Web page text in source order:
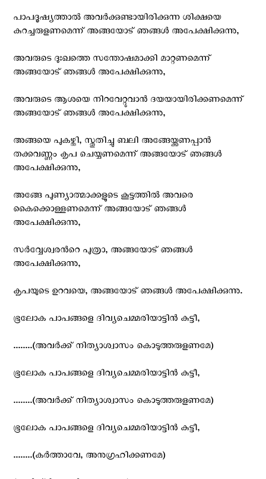
പാപദൂഷ്യത്താല്‍ അവര്‍ക്കുണ്ടായിരിക്കുന്ന ശിക്ഷയെ
കുറച്ചരുളണമെന്ന് അങ്ങയോട് ഞങ്ങള്‍ അപേക്ഷിക്കുന്നു,
അവരുടെ ദുഃഖത്തെ സന്തോഷമാക്കി മാറ്റണമെന്ന്
അങ്ങയോട് ഞങ്ങള്‍ അപേക്ഷിക്കുന്നു,
അവരുടെ ആശയെ നിറവേറ്റുവാന്‍ ദയയായിരിക്കണമെന്ന്
അങ്ങയോട് ഞങ്ങള്‍ അപേക്ഷിക്കുന്നു,
അങ്ങയെ പുകഴ്ത്തി, സ്തുതിച്ചു ബലി അങ്ങേയ്ക്കണപ്പാന്‍
തക്കവണ്ണം കൃപ ചെയ്യണമെന്ന് അങ്ങയോട് ഞങ്ങള്‍
അപേക്ഷിക്കുന്നു,
അങ്ങേ പുണ്യാത്മാക്കളുടെ കൂട്ടത്തില്‍ അവരെ
കൈക്കൊള്ളണമെന്ന് അങ്ങയോട് ഞങ്ങള്‍
അപേക്ഷിക്കുന്നു,
സര്‍വ്വേശ്വരന്‍റെ പുത്രാ, അങ്ങയോട് ഞങ്ങള്‍
അപേക്ഷിക്കുന്നു,
കൃപയുടെ ഉറവയെ, അങ്ങയോട് ഞങ്ങള്‍ അപേക്ഷിക്കുന്നു.
ഭൂലോക പാപങ്ങളെ ദിവ്യചെമ്മരിയാട്ടിന്‍ കുട്ടീ,
........(അവര്‍ക്ക് നിത്യാശ്വാസം കൊടുത്തരുളണമേ)
ഭൂലോക പാപങ്ങളെ ദിവ്യചെമ്മരിയാട്ടിന്‍ കുട്ടീ,
........(അവര്‍ക്ക് നിത്യാശ്വാസം കൊടുത്തരുളണമേ)
ഭൂലോക പാപങ്ങളെ ദിവ്യചെമ്മരിയാട്ടിന്‍ കുട്ടീ,
........(കര്‍ത്താവേ, അനുഗ്രഹിക്കണമേ)